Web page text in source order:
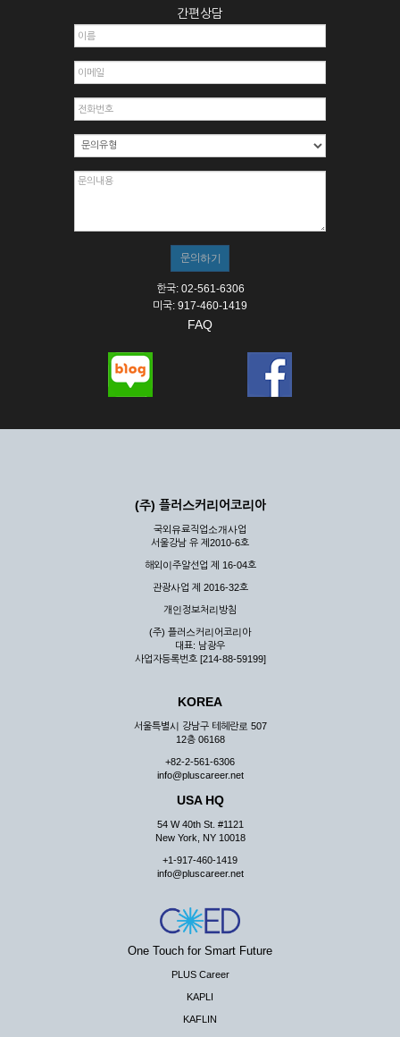
간편상담
한국: 02-561-6306
미국: 917-460-1419
FAQ
(주) 플러스커리어코리아
국외유료직업소개사업
서울강남 유 제2010-6호
해외이주알선업 제 16-04호
관광사업 제 2016-32호
개인정보처리방침
(주) 플러스커리어코리아
대표: 남광우
사업자등록번호 [214-88-59199]
KOREA
서울특별시 강남구 테헤란로 507
12층 06168
+82-2-561-6306
info@pluscareer.net
USA HQ
54 W 40th St. #1121
New York, NY 10018
+1-917-460-1419
info@pluscareer.net
One Touch for Smart Future
PLUS Career
KAPLI
KAFLIN